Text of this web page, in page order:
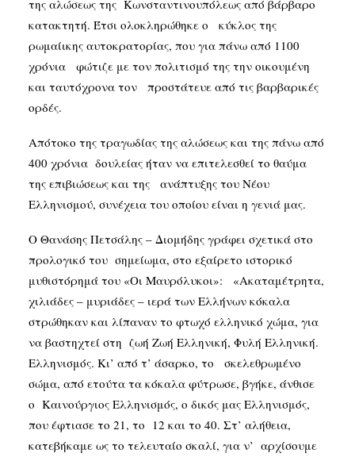
της αλώσεως της Κωνσταντινουπόλεως από βάρβαρο
κατακτητή. Έτσι ολοκληρώθηκε ο κύκλος της
ρωμαίικης αυτοκρατορίας, που για πάνω από 1100
χρόνια φώτιζε με τον πολιτισμό της την οικουμένη
και ταυτόχρονα τον προστάτευε από τις βαρβαρικές
ορδές.
Απότοκο της τραγωδίας της αλώσεως και της πάνω από
400 χρόνια δουλείας ήταν να επιτελεσθεί το θαύμα
της επιβιώσεως και της ανάπτυξης του Νέου
Ελληνισμού, συνέχεια του οποίου είναι η γενιά μας.
Ο Θανάσης Πετσάλης – Διομήδης γράφει σχετικά στο
προλογικό του σημείωμα, στο εξαίρετο ιστορικό
μυθιστόρημά του «Οι Μαυρόλυκοι»: «Ακαταμέτρητα,
χιλιάδες – μυριάδες – ιερά των Ελλήνων κόκαλα
στρώθηκαν και λίπαναν το φτωχό ελληνικό χώμα, για
να βαστηχτεί στη ζωή Ζωή Ελληνική, Φυλή Ελληνική.
Ελληνισμός. Κι’ από τ’ άσαρκο, το σκελεθρωμένο
σώμα, από ετούτα τα κόκαλα φύτρωσε, βγήκε, άνθισε
ο Καινούργιος Ελληνισμός, ο δικός μας Ελληνισμός,
που έφτιασε το 21, το 12 και το 40. Στ’ αλήθεια,
κατεβήκαμε ως το τελευταίο σκαλί, για ν’ αρχίσουμε